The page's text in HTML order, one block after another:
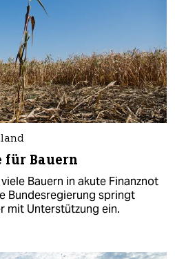
Bauern
Bauern in akute Finanznot
Bundesregierung springt
mit Unterstützung ein.